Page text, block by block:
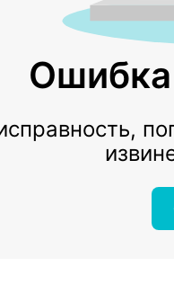
Ошибка